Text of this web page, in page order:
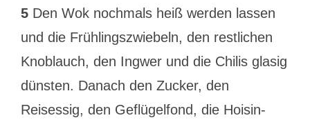
5Den Wok nochmals heiß werden lassen
und die Frühlingszwiebeln, den restlichen
Knoblauch, den Ingwer und die Chilis glasig
dünsten. Danach den Zucker, den
Reisessig, den Geflügelfond, die Hoisin-